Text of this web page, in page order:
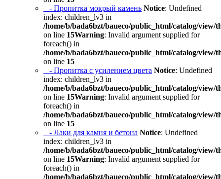
- Пропитка мокрый камень Notice: Undefined
index: children_lv3 in
/home/b/bada6bzt/baueco/public_html/catalog/view/
on line 15Warning: Invalid argument supplied for
foreach() in
/home/b/bada6bzt/baueco/public_html/catalog/view/
on line 15
- Пропитка с усилением цвета Notice: Undefined
index: children_lv3 in
/home/b/bada6bzt/baueco/public_html/catalog/view/
on line 15Warning: Invalid argument supplied for
foreach() in
/home/b/bada6bzt/baueco/public_html/catalog/view/
on line 15
- Лаки для камня и бетона Notice: Undefined
index: children_lv3 in
/home/b/bada6bzt/baueco/public_html/catalog/view/
on line 15Warning: Invalid argument supplied for
foreach() in
/home/b/bada6bzt/baueco/public_html/catalog/view/